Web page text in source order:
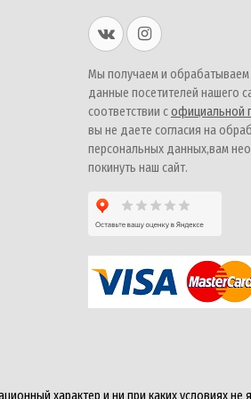
Мы получаем и обрабатываем
данные посетителей нашего
соответствии софициальной
вы не даете согласия на
персональных данных,вам
покинуть наш сайт.
характер и ни при каких условиях не